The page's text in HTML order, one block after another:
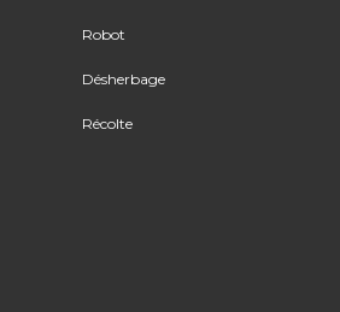
Robot
Désherbage
Récolte